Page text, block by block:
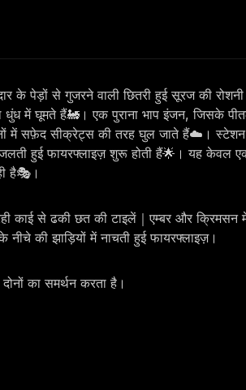
से गुजरने वाली छितरी हुई सूरज की रोशनी
में घूमते हैं🚂। एक पुराना भाप इंजन, जिसके
में सफ़ेद सीक्रेट्स की तरह घुल जाते हैं☁️।
हुई फायरफ्लाइज़ शुरू होती हैं🌟। यह केवल
है🎭।
से ढकी छत की टाइलें｜एम्बर और क्रिमसन
की झाड़ियों में नाचती हुई फायरफ्लाइज़।
का समर्थन करता है।